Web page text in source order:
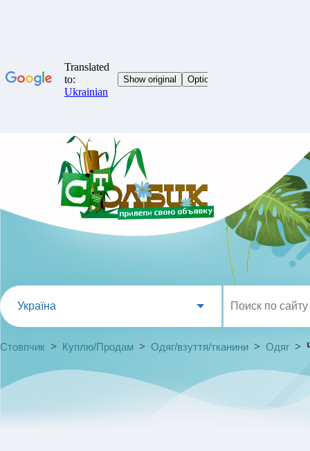
Україна
Стовпчик > Куплю/Продам > Одяг/взуття/тканини > Одяг >